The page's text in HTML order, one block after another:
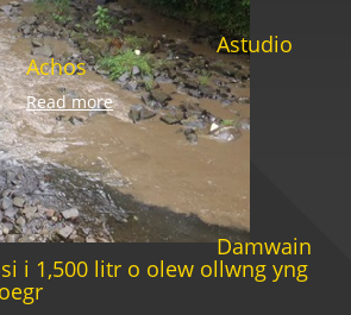
Astudio
Achos
Read more
Damwain
i 1,500 litr o olew ollwng yng